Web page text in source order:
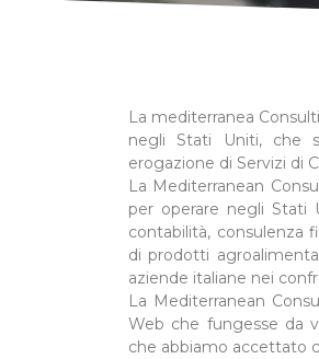
La mediterranea
negli Stati Uniti, che
erogazione di Servizi di
La Mediterranean
per operare negli Stati
contabilità, consulenza
di prodotti
aziende italiane nei
La Mediterranean
Web che fungesse da
che abbiamo accettato